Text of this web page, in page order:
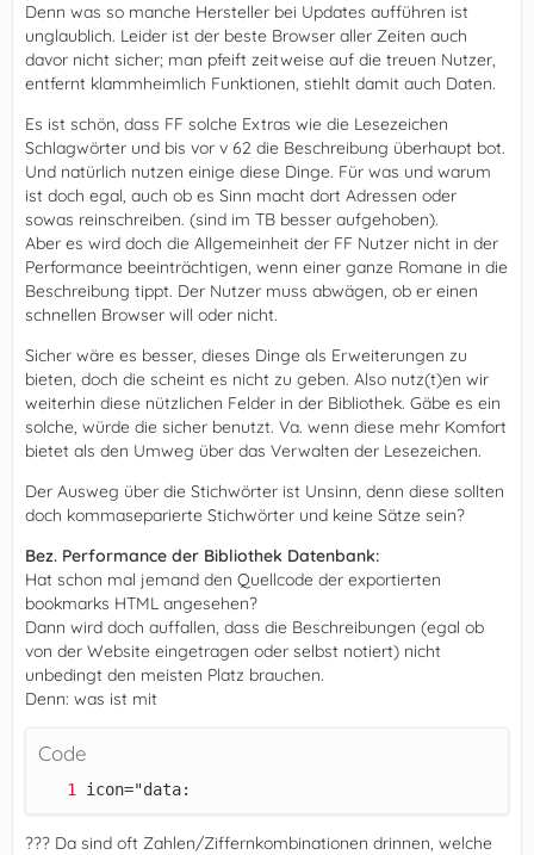
Denn was so manche Hersteller bei Updates aufführen ist
unglaublich. Leider ist der beste Browser aller Zeiten auch
davor nicht sicher; man pfeift zeitweise auf die treuen Nutzer,
entfernt klammheimlich Funktionen, stiehlt damit auch Daten.
Es ist schön, dass FF solche Extras wie die Lesezeichen
Schlagwörter und bis vor v 62 die Beschreibung überhaupt bot.
Und natürlich nutzen einige diese Dinge. Für was und warum
ist doch egal, auch ob es Sinn macht dort Adressen oder
sowas reinschreiben. (sind im TB besser aufgehoben).
Aber es wird doch die Allgemeinheit der FF Nutzer nicht in der
Performance beeinträchtigen, wenn einer ganze Romane in die
Beschreibung tippt. Der Nutzer muss abwägen, ob er einen
schnellen Browser will oder nicht.
Sicher wäre es besser, dieses Dinge als Erweiterungen zu
bieten, doch die scheint es nicht zu geben. Also nutz(t)en wir
weiterhin diese nützlichen Felder in der Bibliothek. Gäbe es ein
solche, würde die sicher benutzt. Va. wenn diese mehr Komfort
bietet als den Umweg über das Verwalten der Lesezeichen.
Der Ausweg über die Stichwörter ist Unsinn, denn diese sollten
doch kommaseparierte Stichwörter und keine Sätze sein?
Bez. Performance der Bibliothek Datenbank:
Hat schon mal jemand den Quellcode der exportierten
bookmarks HTML angesehen?
Dann wird doch auffallen, dass die Beschreibungen (egal ob
von der Website eingetragen oder selbst notiert) nicht
unbedingt den meisten Platz brauchen.
Denn: was ist mit
Code
icon="data:
??? Da sind oft Zahlen/Ziffernkombinationen drinnen, welche